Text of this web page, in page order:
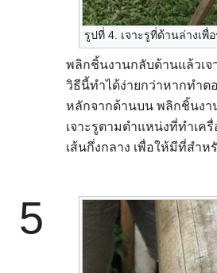
รูปที่ 4. เจาะรูที่ด้านล่างเพื่
พลิกชิ้นงานกลับด้านแล้วเจ
วิธีนี้ทำได้ง่ายกว่าหากทำต
หลักจากด้านบน พลิกชิ้นงา
เจาะรูตามตำแหน่งที่ทำเค
เส้นกึ่งกลาง เพื่อให้มีที่สำห
5